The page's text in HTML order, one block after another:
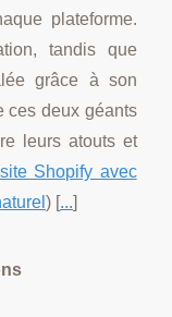
plateforme.
tandis que
grâce à son
ces deux géants
leurs atouts et
Shopify avec
) [...]